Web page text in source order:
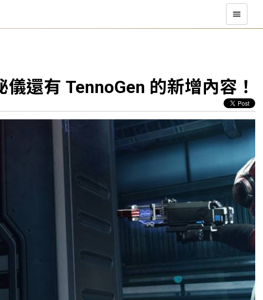
還有 TennoGen 的新增內容！